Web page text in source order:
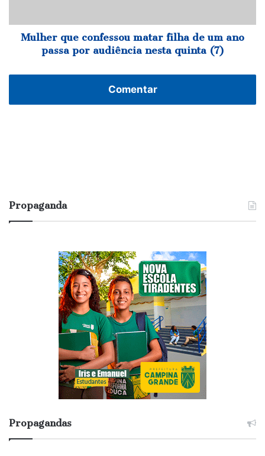
passa
audiência
quinta
Mulher que confessou matar filha de um ano
passa por audiência nesta quinta (7)
Comentar
Propaganda
Propagandas